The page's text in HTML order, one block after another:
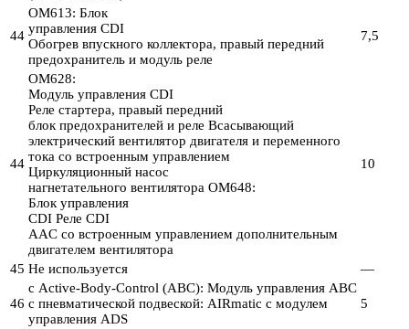
44
OM613: Блок
управления CDI
Обогрев впускного коллектора, правый передний
предохранитель и модуль реле
7,5
44
OM628:
Модуль управления CDI
Реле стартера, правый передний
блок предохранителей и реле Всасывающий
электрический вентилятор двигателя и переменного
тока со встроенным управлением
Циркуляционный насос
нагнетательного вентилятора OM648:
Блок управления
CDI Реле CDI
AAC со встроенным управлением дополнительным
двигателем вентилятора
10
45 Не используется —
46
с Active-Body-Control (ABC): Модуль управления ABC
с пневматической подвеской: AIRmatic с модулем
управления ADS
5